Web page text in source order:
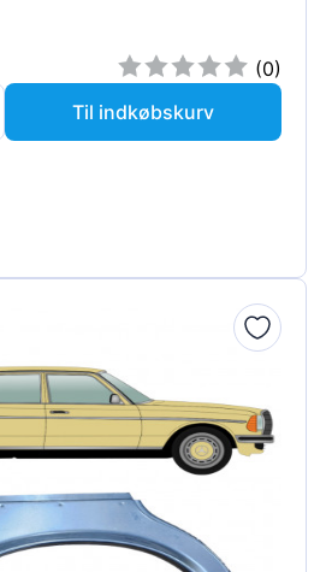
(0)
Til indkøbskurv